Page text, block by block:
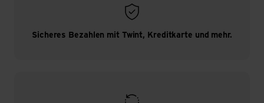
Sicheres Bezahlen mit Twint, Kreditkarte und mehr.